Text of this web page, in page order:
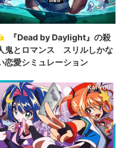
『Dead by Daylight』の殺
鬼とロマンス スリルしかな
恋愛シミュレーション